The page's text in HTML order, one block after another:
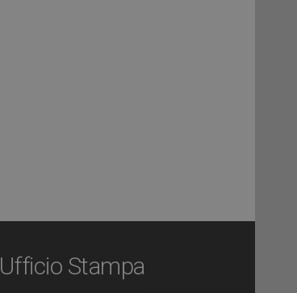
Ufficio Stampa